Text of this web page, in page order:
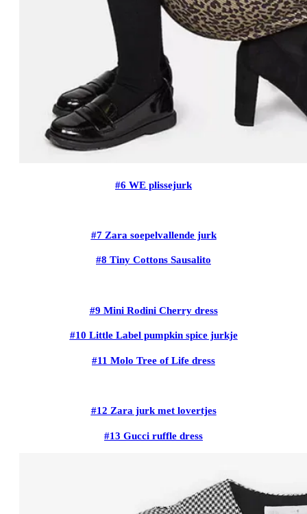
#6 WE plissejurk
#7 Zara soepelvallende jurk
#8 Tiny Cottons Sausalito
#9 Mini Rodini Cherry dress
#10 Little Label pumpkin spice jurkje
#11 Molo Tree of Life dress
#12 Zara jurk met lovertjes
#13 Gucci ruffle dress